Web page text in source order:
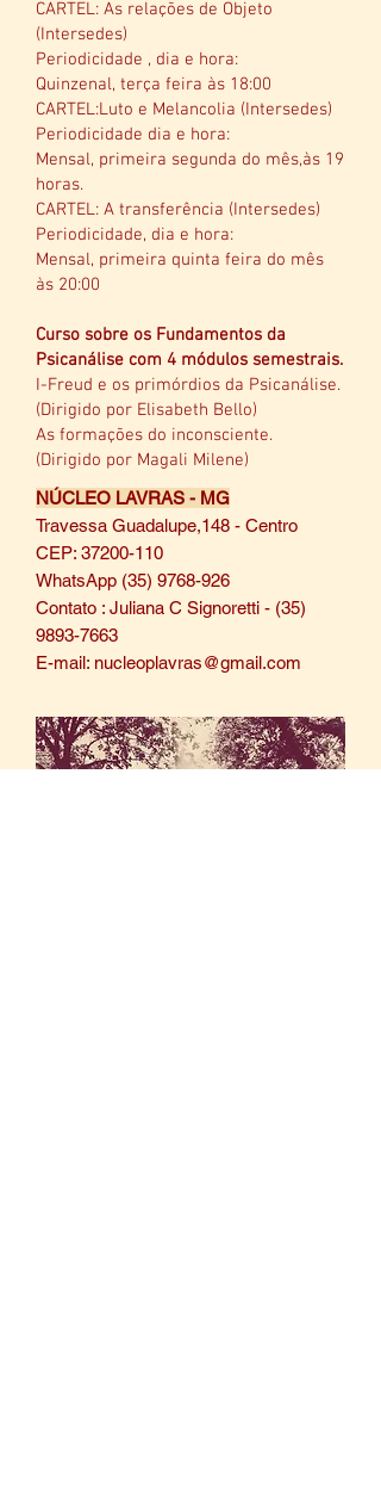
CARTEL: As relações de Objeto
(Intersedes)
Periodicidade , dia e hora:
Quinzenal, terça feira às 18:00
CARTEL:Luto e Melancolia (Intersedes)
Periodicidade dia e hora:
Mensal, primeira segunda do mês,às 19
horas.
CARTEL: A transferência (Intersedes)
Periodicidade, dia e hora:
Mensal, primeira quinta feira do mês
às 20:00
Curso sobre os Fundamentos da
Psicanálise com 4 módulos semestrais.
I-Freud e os primórdios da Psicanálise.
(Dirigido por Elisabeth Bello)
As formações do inconsciente.
(Dirigido por Magali Milene)
NÚCLEO LAVRAS - MG
Travessa Guadalupe,148 - Centro
CEP: 37200-110
WhatsApp (35) 9768-926
Contato : Juliana C Signoretti - (35)
9893-7663
E-mail: nucleoplavras@gmail.com